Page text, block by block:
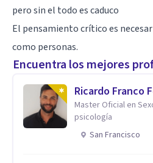
pero sin el todo es caduco
El pensamiento crítico es
como personas.
Encuentra los mejores
Ricardo Franco
Master Oficial en
psicología
San Francisco